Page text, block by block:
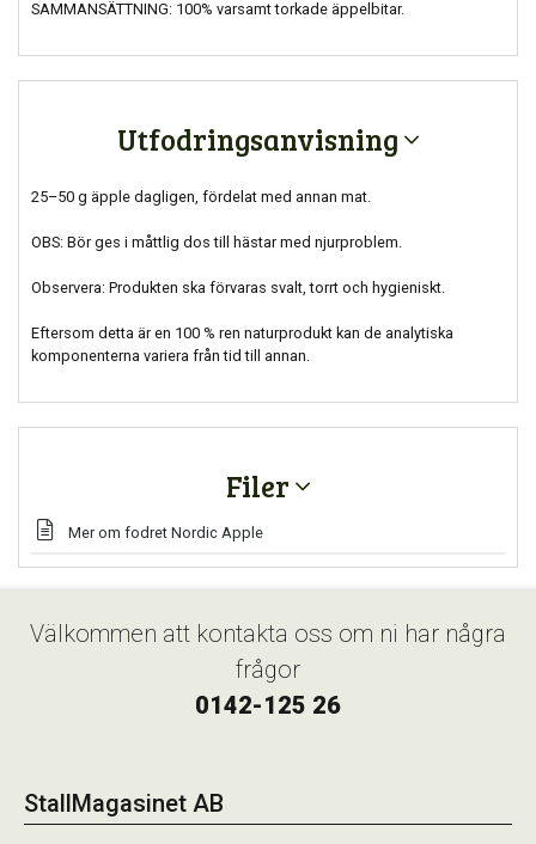
SAMMANSÄTTNING: 100% varsamt torkade äppelbitar.
Utfodringsanvisning
25–50 g äpple dagligen, fördelat med annan mat.
OBS: Bör ges i måttlig dos till hästar med njurproblem.
Observera: Produkten ska förvaras svalt, torrt och hygieniskt.
Eftersom detta är en 100 % ren naturprodukt kan de analytiska
komponenterna variera från tid till annan.
Filer
Mer om fodret Nordic Apple
Välkommen att kontakta oss om ni har några
frågor
0142-125 26
StallMagasinet AB